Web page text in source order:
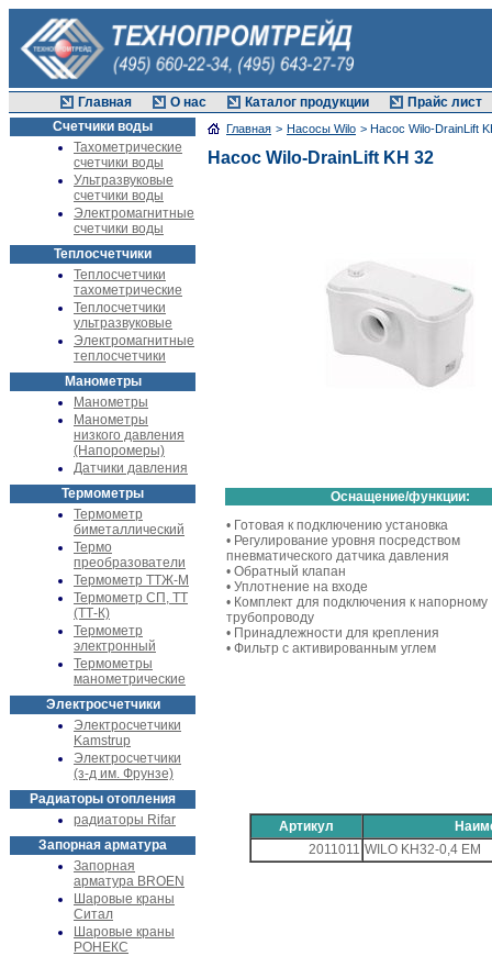
Главная О нас Каталог продукции
Прайс лист
Счетчики воды
Тахометрические
счетчики воды
Ультразвуковые
счетчики воды
Электромагнитные
счетчики воды
Теплосчетчики
Теплосчетчики
тахометрические
Теплосчетчики
ультразвуковые
Электромагнитные
теплосчетчики
Манометры
Манометры
Манометры
низкого давления
(Напоромеры)
Датчики давления
Термометры
Термометр
биметаллический
Термо
преобразователи
Термометр ТТЖ-М
Термометр СП, ТТ
(ТТ-К)
Термометр
электронный
Термометры
манометрические
Электросчетчики
Электросчетчики
Kamstrup
Электросчетчики
(з-д им. Фрунзе)
Радиаторы отопления
радиаторы Rifar
Запорная арматура
Запорная
арматура BROEN
Шаровые краны
Ситал
Шаровые краны
РОНЕКС
Главная > Насосы Wilo > Насос Wilo-DrainLift
Насос Wilo-DrainLift KH 32
Оснащение/функции:
• Готовая к подключению установка
• Регулирование уровня посредством
пневматического датчика давления
• Обратный клапан
• Уплотнение на входе
• Комплект для подключения к напорному
трубопроводу
• Принадлежности для крепления
• Фильтр с активированным углем
Артикул
2011011 WILO KH32-0,4 EM